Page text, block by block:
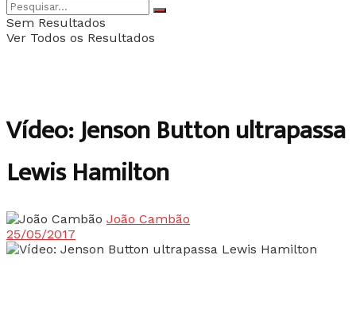
Sem Resultados
Ver Todos os Resultados
Vídeo: Jenson Button ultrapassa
Lewis Hamilton
João Cambão
25/05/2017